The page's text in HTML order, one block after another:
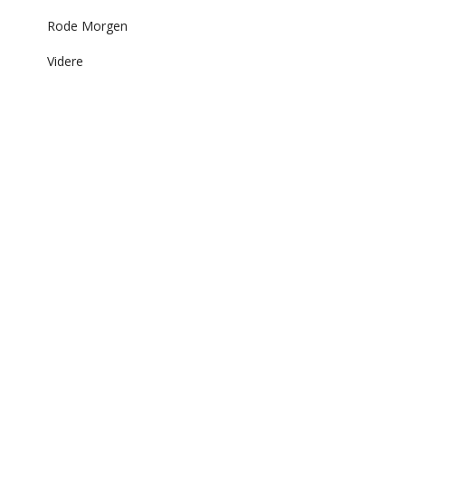
Rode Morgen
Videre